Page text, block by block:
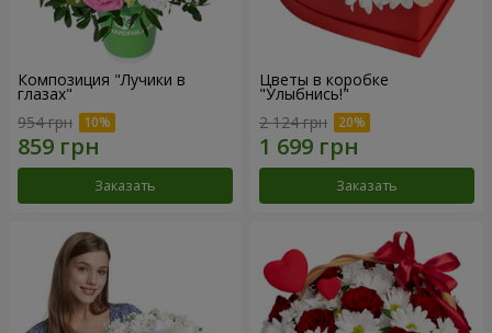
Композиция "Лучики в
глазах"
954 грн
Заказать
Цветы в коробке
"Улыбнись!"
2 124 грн
Заказать